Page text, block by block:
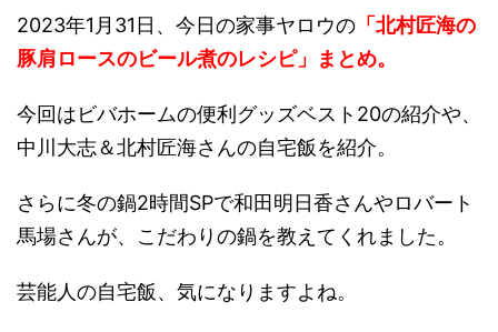
2023年1月31日、今日の家事ヤロウの 「北村匠海の
豚肩ロースのビール煮のレシピ」
まとめ。
今回はビバホームの便利グッズベスト20の紹介や、
中川大志＆北村匠海さんの自宅飯を紹介。
さらに冬の鍋2時間SPで和田明日香さんやロバート
馬場さんが、こだわりの鍋を教えてくれました。
芸能人の自宅飯、気になりますよね。